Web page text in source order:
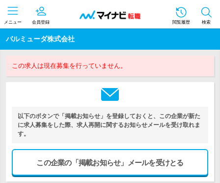
メニュー 会員登録 閲覧履歴 検索
バルミューダ株式会社
この求人は現在募集を行っていません。
以下のボタンで「掲載お知らせ」を登録しておくと、この企業が新た
に求人募集をした際、求人再開に関するお知らせメールを受け取れま
す。
この企業の「掲載お知らせ」メールを受けとる